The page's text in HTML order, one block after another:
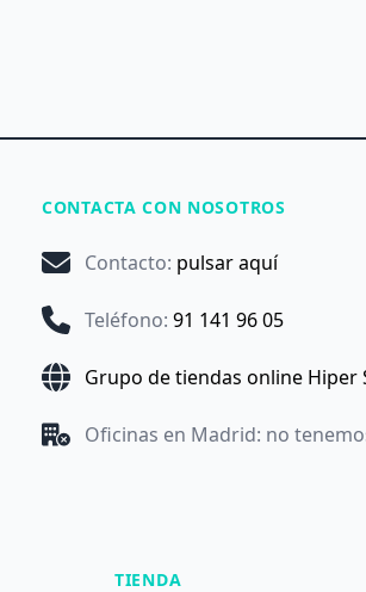
CONTACTA CON NOSOTROS
Contacto: pulsar aquí
Teléfono: 91 141 96 05
Grupo de tiendas online Hiper
Oficinas en Madrid: no
TIENDA